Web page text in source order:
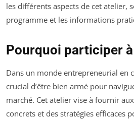
les différents aspects de cet atelier,
programme et les informations
Pourquoi participer
Dans un monde entrepreneurial en
crucial d’être bien armé pour
marché. Cet atelier vise à fournir
concrets et des stratégies efficaces